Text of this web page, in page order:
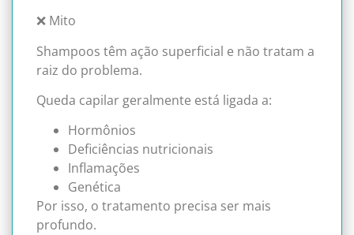
❌ Mito
Shampoos têm ação superficial e não tratam a
raiz do problema.
Queda capilar geralmente está ligada a:
Hormônios
Deficiências nutricionais
Inflamações
Genética
Por isso, o tratamento precisa ser mais
profundo.